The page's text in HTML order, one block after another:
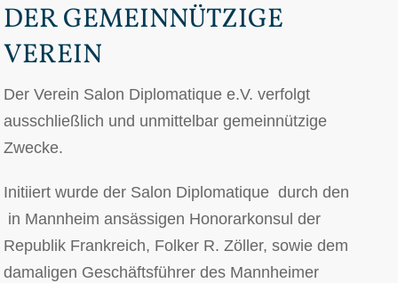
DER GEMEINNÜTZIGE
VEREIN
Der Verein Salon Diplomatique e.V. verfolgt
ausschließlich und unmittelbar gemeinnützige
Zwecke.
Initiiert wurde der Salon Diplomatique durch den
in Mannheim ansässigen Honorarkonsul der
Republik Frankreich, Folker R. Zöller, sowie dem
damaligen Geschäftsführer des Mannheimer